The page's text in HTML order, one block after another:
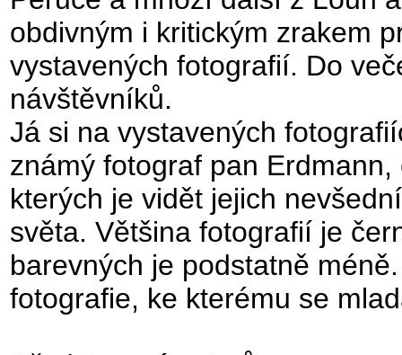
obdivným i kritickým zrakem
vystavených fotografií. Do
návštěvníků.
Já si na vystavených
známý fotograf pan
kterých je vidět jejich
světa. Většina fotografií je
barevných je podstatně
fotografie, ke kterému se